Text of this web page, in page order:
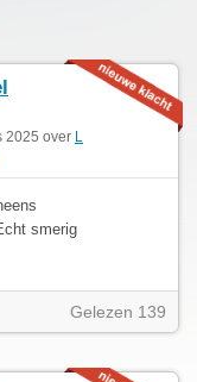
2025 over L
smerig
Gelezen 139